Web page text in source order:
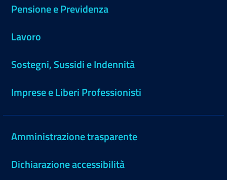
Pensione e Previdenza
Lavoro
Sostegni, Sussidi e Indennità
Imprese e Liberi Professionisti
Amministrazione trasparente
Dichiarazione accessibilità